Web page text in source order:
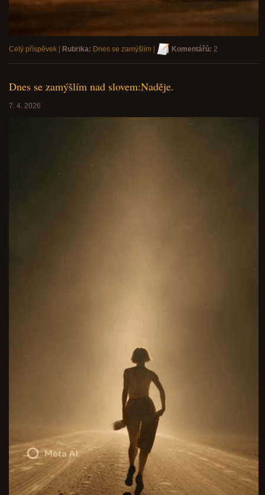
Celý příspěvek | Rubrika: Dnes se zamýšlím | Komentářů: 2
Dnes se zamýšlím nad slovem:Naděje.
7. 4. 2026